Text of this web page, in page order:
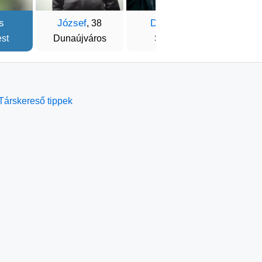
József, 38
Dunaújváros
Dávid
Szeged
tippek